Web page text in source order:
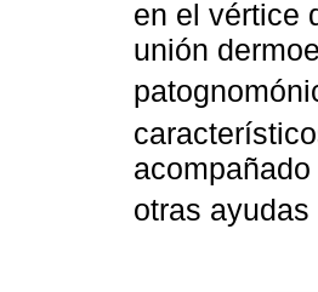
en el vértice
unión
otras